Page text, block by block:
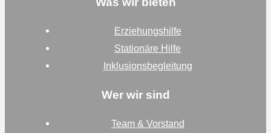
Erziehungshilfe
Stationäre Hilfe
Inklusionsbegleitung
Wer wir sind
Team & Vorstand